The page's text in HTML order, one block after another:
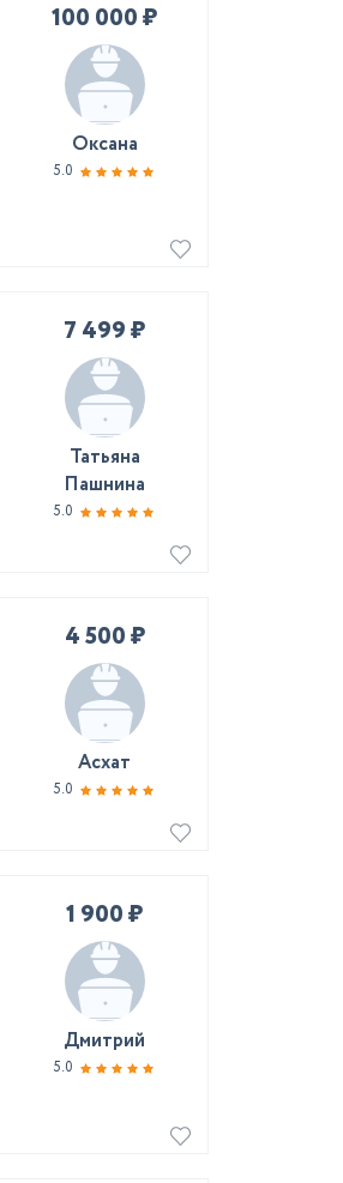
100 000 ₽
Оксана
5.0
7 499 ₽
Татьяна
Пашнина
5.0
4 500 ₽
Асхат
5.0
1 900 ₽
Дмитрий
5.0